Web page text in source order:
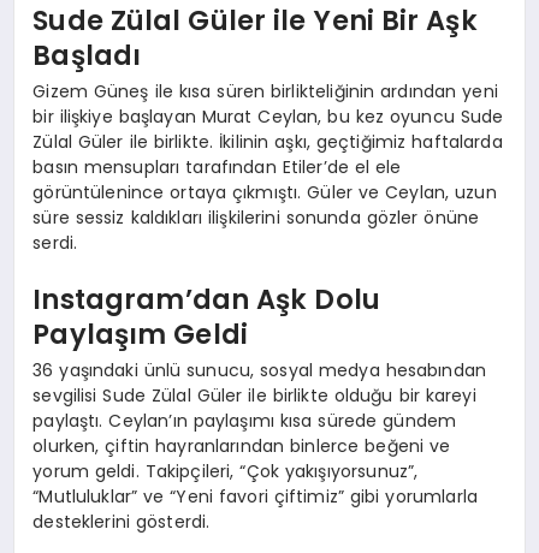
Sude Zülal Güler ile Yeni Bir Aşk
Başladı
Gizem Güneş ile kısa süren birlikteliğinin ardından yeni
bir ilişkiye başlayan Murat Ceylan, bu kez oyuncu Sude
Zülal Güler ile birlikte. İkilinin aşkı, geçtiğimiz haftalarda
basın mensupları tarafından Etiler’de el ele
görüntülenince ortaya çıkmıştı. Güler ve Ceylan, uzun
süre sessiz kaldıkları ilişkilerini sonunda gözler önüne
serdi.
Instagram’dan Aşk Dolu
Paylaşım Geldi
36 yaşındaki ünlü sunucu, sosyal medya hesabından
sevgilisi Sude Zülal Güler ile birlikte olduğu bir kareyi
paylaştı. Ceylan’ın paylaşımı kısa sürede gündem
olurken, çiftin hayranlarından binlerce beğeni ve
yorum geldi. Takipçileri, “Çok yakışıyorsunuz”,
“Mutluluklar” ve “Yeni favori çiftimiz” gibi yorumlarla
desteklerini gösterdi.